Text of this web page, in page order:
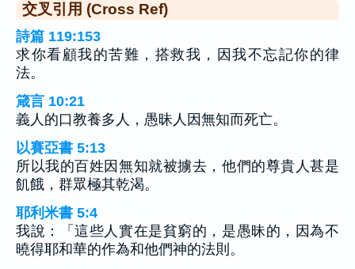
交叉引用 (Cross Ref)
詩篇 119:153
求你看顧我的苦難，搭救我，因我不忘記你的律
法。
箴言 10:21
義人的口教養多人，愚昧人因無知而死亡。
以賽亞書 5:13
所以我的百姓因無知就被擄去，他們的尊貴人甚是
飢餓，群眾極其乾渴。
耶利米書 5:4
我說：「這些人實在是貧窮的，是愚昧的，因為不
曉得耶和華的作為和他們神的法則。